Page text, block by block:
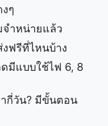
ๆ
จำหน่ายแล้ว
ฟรีที่ไหนบ้าง
มีแบบใช้ไฟ 6, 8
ากี่วัน? มีขั้นตอน